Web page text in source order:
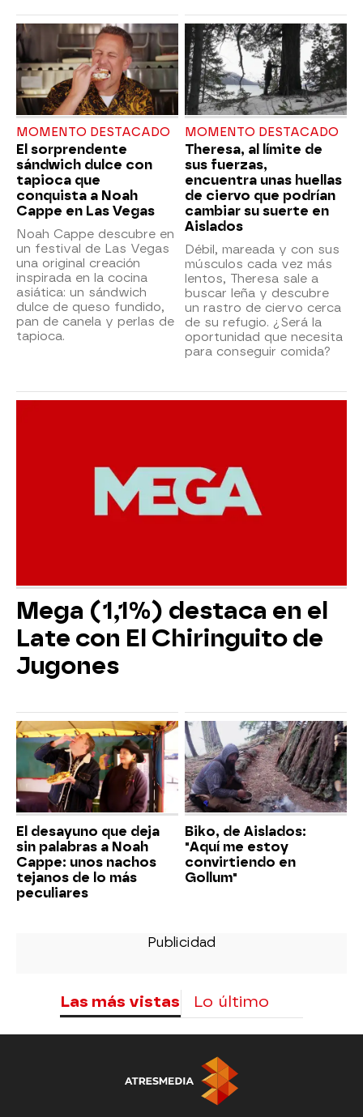
MOMENTO DESTACADO
El sorprendente
sándwich dulce con
tapioca que
conquista a Noah
Cappe en Las Vegas
Noah Cappe descubre en
un festival de Las Vegas
una original creación
inspirada en la cocina
asiática: un sándwich
dulce de queso fundido,
pan de canela y perlas de
tapioca.
MOMENTO DESTACADO
Theresa, al límite de
sus fuerzas,
encuentra unas huellas
de ciervo que podrían
cambiar su suerte en
Aislados
Débil, mareada y con sus
músculos cada vez más
lentos, Theresa sale a
buscar leña y descubre
un rastro de ciervo cerca
de su refugio. ¿Será la
oportunidad que necesita
para conseguir comida?
Mega (1,1%) destaca en el
Late con El Chiringuito de
Jugones
El desayuno que deja
sin palabras a Noah
Cappe: unos nachos
tejanos de lo más
peculiares
Biko, de Aislados:
"Aquí me estoy
convirtiendo en
Gollum"
Las más vistas Lo último